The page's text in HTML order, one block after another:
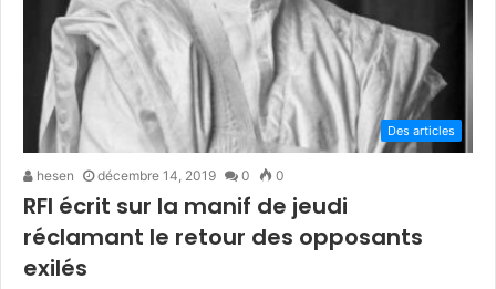
Des articles
hesen décembre 14, 2019 0 0
RFI écrit sur la manif de jeudi
réclamant le retour des opposants
exilés